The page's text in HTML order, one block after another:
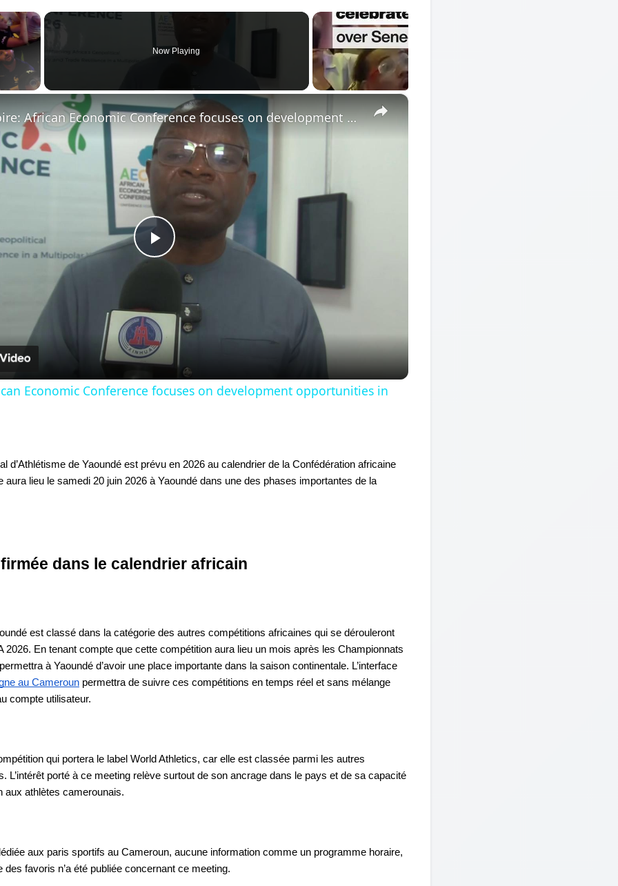
×
Video
Now Playing
×
Play
Video
Cote d'Ivoire: African Economic Conference focuses on development opportunities in multipolar world.
Economic Conference focuses on development opportunities in
d’Athlétisme de Yaoundé est prévu en 2026 au calendrier de la Confédération africaine
aura lieu le samedi 20 juin 2026 à Yaoundé dans une des phases importantes de la
dans le calendrier africain
est classé dans la catégorie des autres compétitions africaines qui se dérouleront
2026. En tenant compte que cette compétition aura lieu un mois après les Championnats
à Yaoundé d’avoir une place importante dans la saison continentale. L’interface
au Cameroun permettra de suivre ces compétitions en temps réel et sans mélange
compte utilisateur.
qui portera le label World Athletics, car elle est classée parmi les autres
L’intérêt porté à ce meeting relève surtout de son ancrage dans le pays et de sa capacité
aux athlètes camerounais.
aux paris sportifs au Cameroun, aucune information comme un programme horaire,
des favoris n’a été publiée concernant ce meeting.